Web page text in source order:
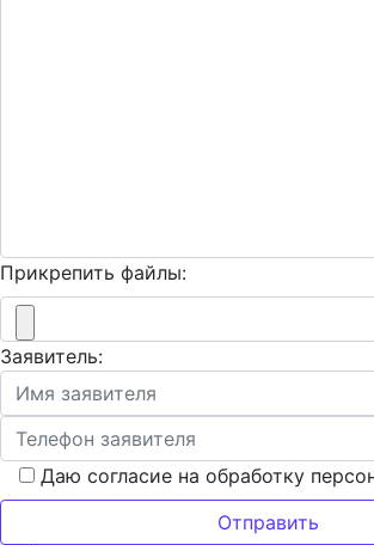
Прикрепить файлы:
Заявитель:
Даю согласие на обработку